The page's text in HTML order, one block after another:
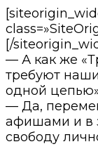
[/
— А как же
требуют
одной
— Да,
афишами и в
свободу